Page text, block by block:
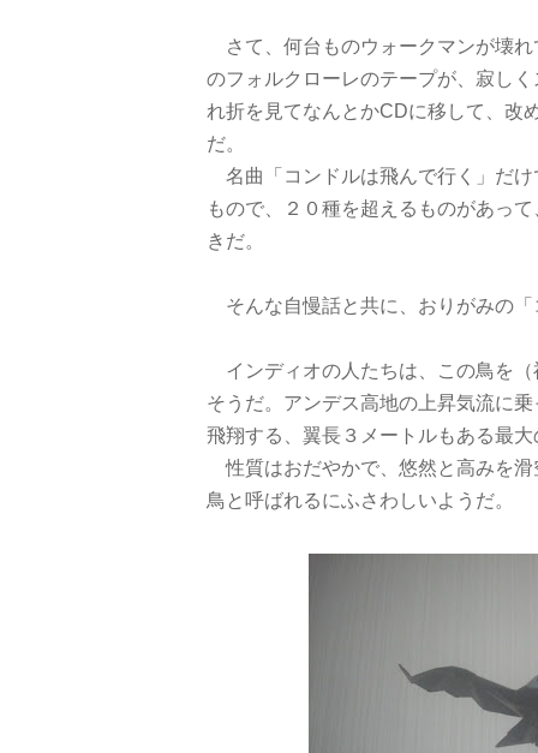
さて、何台ものウォークマンが壊
のフォルクローレのテープが、寂し
れ折を見てなんとかCDに移して、改
だ。
名曲「コンドルは飛んで行く」だ
もので、２０種を超えるものがあっ
きだ。
そんな自慢話と共に、おりがみの
インディオの人たちは、この鳥を
そうだ。アンデス高地の上昇気流に
飛翔する、翼長３メートルもある最大
性質はおだやかで、悠然と高みを
鳥と呼ばれるにふさわしいようだ。